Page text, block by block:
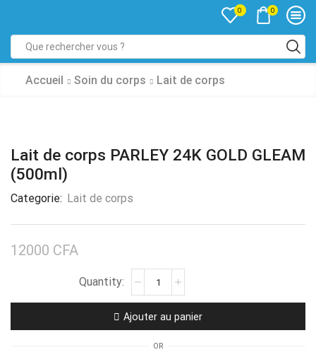
0 0
Accueil Soin du corps Lait de corps
Lait de corps PARLEY 24K GOLD GLEAM
(500ml)
Categorie: Lait de corps
12000 CFA
Ajouter au panier
OR